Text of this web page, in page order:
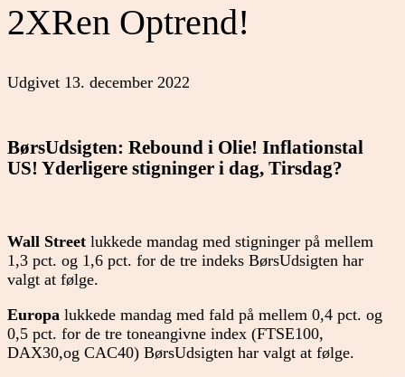
2XRen Optrend!
Udgivet 13. december 2022
BørsUdsigten: Rebound i Olie! Inflationstal
US! Yderligere stigninger i dag, Tirsdag?
Wall Street lukkede mandag med stigninger på mellem
1,3 pct. og 1,6 pct. for de tre indeks BørsUdsigten har
valgt at følge.
Europa lukkede mandag med fald på mellem 0,4 pct. og
0,5 pct. for de tre toneangivne index (FTSE100,
DAX30,og CAC40) BørsUdsigten har valgt at følge.